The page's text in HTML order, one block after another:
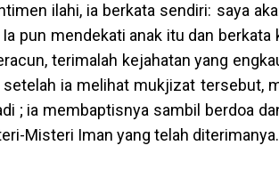
ilahi, ia berkata sendiri: saya
pun mendekati anak itu dan
terimalah kejahatan yang
setelah ia melihat mukjizat tersebut,
; ia membaptisnya sambil berdoa
Misteri Iman yang telah diterimanya.